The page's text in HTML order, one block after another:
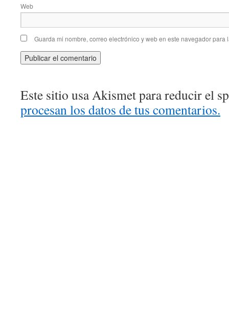
Web
Guarda mi nombre, correo electrónico y web en este navegador para
Este sitio usa Akismet para reducir el
procesan los datos de tus comentarios.